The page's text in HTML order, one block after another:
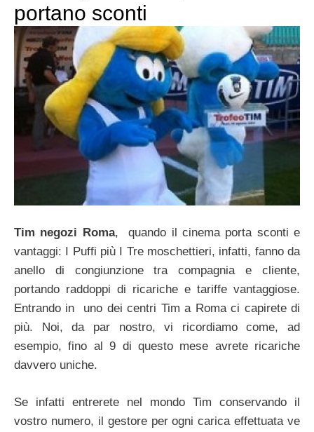
portano sconti
Tim negozi Roma, quando il cinema porta sconti e
vantaggi: I Puffi più I Tre moschettieri, infatti, fanno da
anello di congiunzione tra compagnia e cliente,
portando raddoppi di ricariche e tariffe vantaggiose.
Entrando in uno dei centri Tim a Roma ci capirete di
più. Noi, da par nostro, vi ricordiamo come, ad
esempio, fino al 9 di questo mese avrete ricariche
davvero uniche.
Se infatti entrerete nel mondo Tim conservando il
vostro numero, il gestore per ogni carica effettuata ve